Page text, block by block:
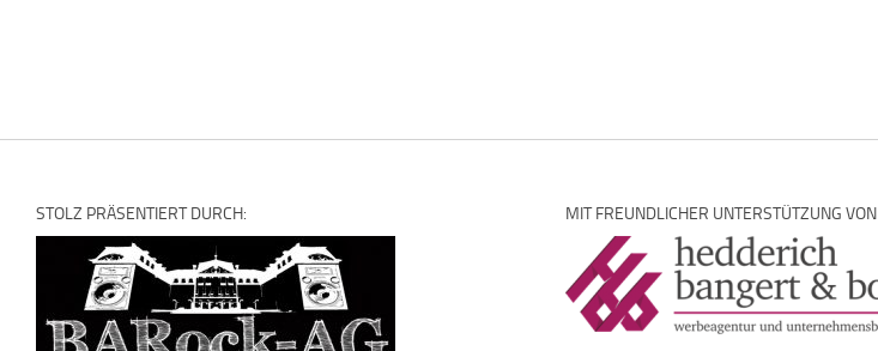
STOLZ PRÄSENTIERT DURCH: MIT FREUNDLICHER UNTERSTÜTZUNG VON